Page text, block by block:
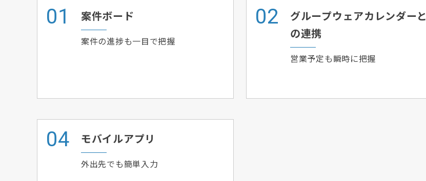
案件ボード
案件の進捗も一目で把握
グループウェアカレンダーと
の連携
営業予定も瞬時に把握
モバイルアプリ
外出先でも簡単入力